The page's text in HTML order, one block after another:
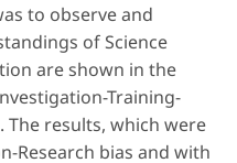
to observe and
of Science
are shown in the
Training-
The results, which were
Research bias and with